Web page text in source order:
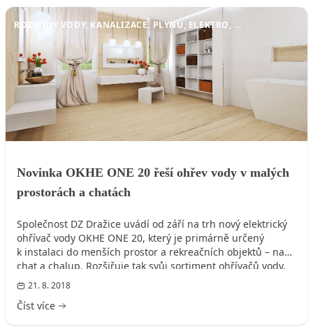
ROZVODY VODY, KANALIZACE, PLYNU, ELEKTRO, ...
Novinka OKHE ONE 20 řeší ohřev vody v malých
prostorách a chatách
Společnost DZ Dražice uvádí od září na trh nový elektrický
ohřívač vody OKHE ONE 20, který je primárně určený
k instalaci do menších prostor a rekreačních objektů – např.
chat a chalup. Rozšiřuje tak svůj sortiment ohřívačů vody,
který čítá již 380 typů a modifikací. Úzký plochý bojler OKHE
ONE 20 dosahuje velmi úsporné energetické třídy A. Díky
výkonnému topnému tělesu zajistí rychlý a bezpečný ohřev
21. 8. 2018
Číst více